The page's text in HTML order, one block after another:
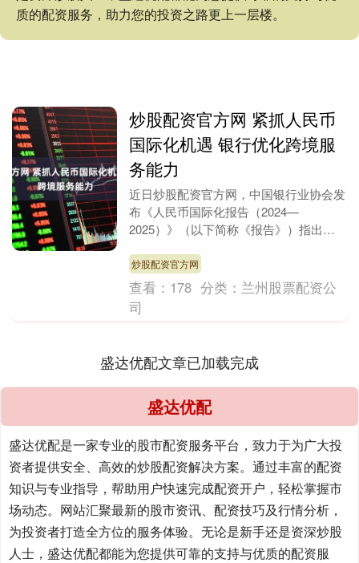
质的配资服务，助力您的投资之路更上一层楼。
炒股配资官方网 紧抓人民币
国际化机遇 银行优化跨境服
务能力
近日炒股配资官方网，中国银行业协会发
布《人民币国际化报告（2024—
2025）》（以下简称《报告》）指出，
行业开展跨境人民币....
炒股配资官方网
查看： 178 分类： 兰州股票配资公
司
盛达优配文章已加载完成
盛达优配
盛达优配是一家专业的股市配资服务平台，致力于为广大投
资者提供安全、高效的炒股配资解决方案。通过丰富的配资
知识与专业指导，帮助用户快速完成配资开户，轻松掌握市
场动态。网站汇聚最新的股市资讯、配资技巧及行情分析，
为投资者打造全方位的服务体验。无论是新手还是资深炒股
人士，盛达优配都能为您提供可靠的支持与优质的配资服